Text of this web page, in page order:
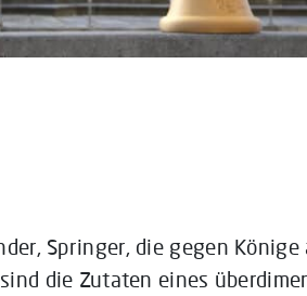
Springer, die gegen
die Zutaten eines